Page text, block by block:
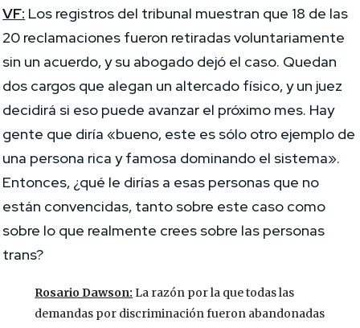
VF: Los registros del tribunal muestran que 18 de las
20 reclamaciones fueron retiradas voluntariamente
sin un acuerdo, y su abogado dejó el caso. Quedan
dos cargos que alegan un altercado físico, y un juez
decidirá si eso puede avanzar el próximo mes. Hay
gente que diría «bueno, este es sólo otro ejemplo de
una persona rica y famosa dominando el sistema».
Entonces, ¿qué le dirías a esas personas que no
están convencidas, tanto sobre este caso como
sobre lo que realmente crees sobre las personas
trans?
Rosario Dawson: La razón por la que todas las
demandas por discriminación fueron abandonadas